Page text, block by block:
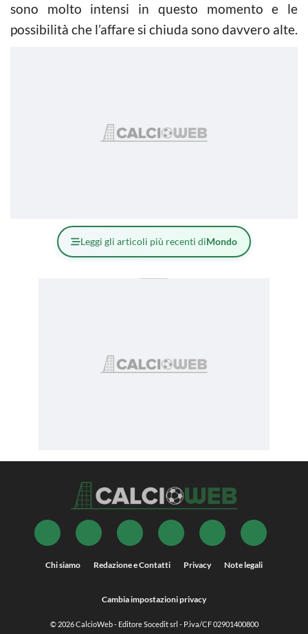
sono molto intensi in questo momento e le
possibilità che l’affare si chiuda sono davvero alte.
Leggi gli articoli più recenti diMondo
Chi siamo Redazione e Contatti Privacy Note legali
Cambia impostazioni privacy
© 2026CalcioWeb- Editore Socedit srl - P.iva/CF 02901400800